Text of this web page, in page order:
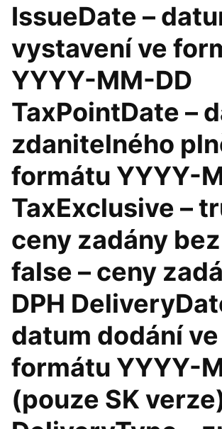
IssueDate –
vystavení ve
YYYY-MM-DD
TaxPointDate –
zdanitelného
formátu YYYY-
TaxExclusive –
ceny zadány bez
false – ceny
DPH
datum dodání ve
formátu YYYY-
(pouze SK